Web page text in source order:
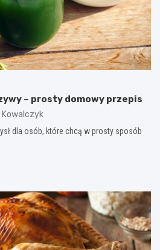
– prosty domowy przepis
Kowalczyk
dla osób, które chcą w prosty sposób